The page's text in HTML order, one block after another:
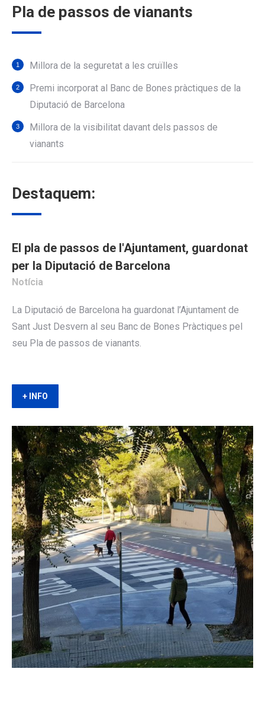
Pla de passos de vianants
Millora de la seguretat a les cruïlles
Premi incorporat al Banc de Bones pràctiques de la
Diputació de Barcelona
Millora de la visibilitat davant dels passos de
vianants
Destaquem:
El pla de passos de l'Ajuntament, guardonat
per la Diputació de Barcelona
Notícia
La Diputació de Barcelona ha guardonat l’Ajuntament de
Sant Just Desvern al seu Banc de Bones Pràctiques pel
seu Pla de passos de vianants.
+ INFO